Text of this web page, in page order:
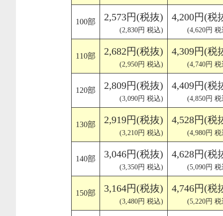
100部 2,573円(税抜)
(2,830円 税込)
4,200円(税
(4,620円
110部 2,682円(税抜)
(2,950円 税込)
4,309円(税
(4,740円
120部 2,809円(税抜)
(3,090円 税込)
4,409円(税
(4,850円
130部 2,919円(税抜)
(3,210円 税込)
4,528円(税
(4,980円
140部 3,046円(税抜)
(3,350円 税込)
4,628円(税
(5,090円
150部 3,164円(税抜)
(3,480円 税込)
4,746円(税
(5,220円